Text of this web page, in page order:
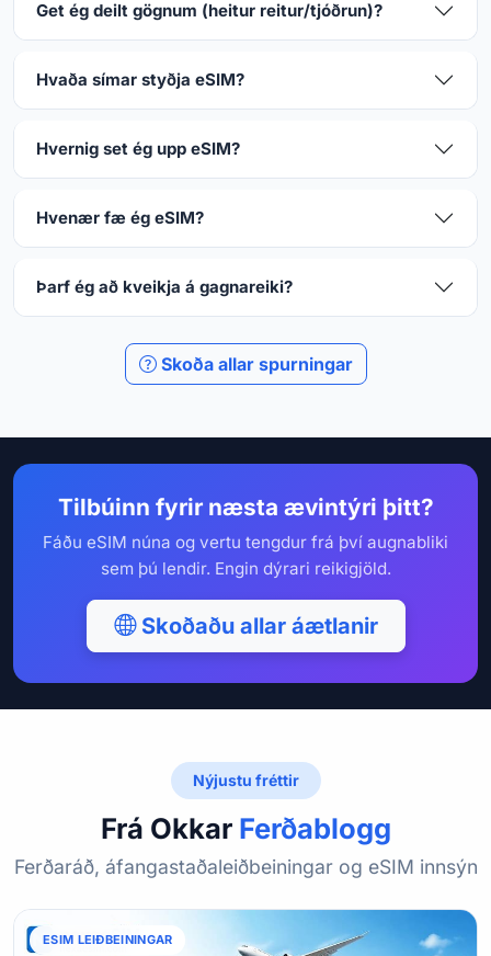
Get ég deilt gögnum (heitur reitur/tjóðrun)?
Hvaða símar styðja eSIM?
Hvernig set ég upp eSIM?
Hvenær fæ ég eSIM?
Þarf ég að kveikja á gagnareiki?
Skoða allar spurningar
Tilbúinn fyrir næsta ævintýri þitt?
Fáðu eSIM núna og vertu tengdur frá því augnabliki
sem þú lendir. Engin dýrari reikigjöld.
Skoðaðu allar áætlanir
Nýjustu fréttir
Frá Okkar Ferðablogg
Ferðaráð, áfangastaðaleiðbeiningar og eSIM innsýn
ESIM LEIÐBEININGAR